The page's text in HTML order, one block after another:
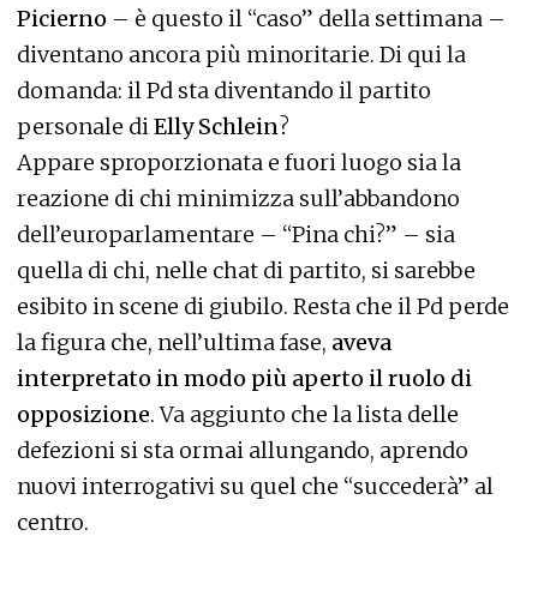
Picierno – è questo il “caso” della settimana –
diventano ancora più minoritarie. Di qui la
domanda: il Pd sta diventando il partito
personale diElly Schlein?
Appare sproporzionata e fuori luogo sia la
reazione di chi minimizza sull’abbandono
dell’europarlamentare – “Pina chi?” – sia
quella di chi, nelle chat di partito, si sarebbe
esibito in scene di giubilo. Resta che il Pd perde
la figura che, nell’ultima fase, aveva
interpretato in modo più aperto il ruolo di
opposizione. Va aggiunto che la lista delle
defezioni si sta ormai allungando, aprendo
nuovi interrogativi su quel che “succederà” al
centro.